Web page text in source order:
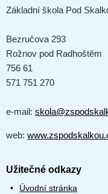
Základní škola Pod
Bezručova 293
Rožnov pod Radhoštěm
756 61
571 751 270
e-mail:
web:
Užitečné odkazy
Úvodní stránka